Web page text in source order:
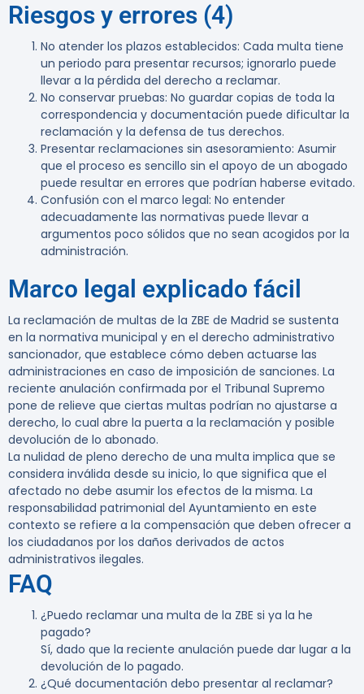
Riesgos y errores (4)
No atender los plazos establecidos: Cada multa tiene
un periodo para presentar recursos; ignorarlo puede
llevar a la pérdida del derecho a reclamar.
No conservar pruebas: No guardar copias de toda la
correspondencia y documentación puede dificultar la
reclamación y la defensa de tus derechos.
Presentar reclamaciones sin asesoramiento: Asumir
que el proceso es sencillo sin el apoyo de un abogado
puede resultar en errores que podrían haberse evitado.
Confusión con el marco legal: No entender
adecuadamente las normativas puede llevar a
argumentos poco sólidos que no sean acogidos por la
administración.
Marco legal explicado fácil
La reclamación de multas de la ZBE de Madrid se sustenta
en la normativa municipal y en el derecho administrativo
sancionador, que establece cómo deben actuarse las
administraciones en caso de imposición de sanciones. La
reciente anulación confirmada por el Tribunal Supremo
pone de relieve que ciertas multas podrían no ajustarse a
derecho, lo cual abre la puerta a la reclamación y posible
devolución de lo abonado.
La nulidad de pleno derecho de una multa implica que se
considera inválida desde su inicio, lo que significa que el
afectado no debe asumir los efectos de la misma. La
responsabilidad patrimonial del Ayuntamiento en este
contexto se refiere a la compensación que deben ofrecer a
los ciudadanos por los daños derivados de actos
administrativos ilegales.
FAQ
¿Puedo reclamar una multa de la ZBE si ya la he
pagado?
Sí, dado que la reciente anulación puede dar lugar a la
devolución de lo pagado.
¿Qué documentación debo presentar al reclamar?